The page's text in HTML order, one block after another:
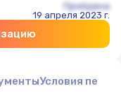
Пройдена
19 апреля 2023 г.
Условия